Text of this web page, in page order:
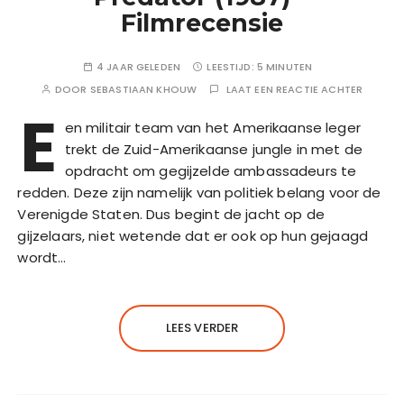
Filmrecensie
4 JAAR GELEDEN LEESTIJD: 5 MINUTEN
DOOR SEBASTIAAN KHOUW LAAT EEN REACTIE ACHTER
E en militair team van het Amerikaanse leger
trekt de Zuid-Amerikaanse jungle in met de
opdracht om gegijzelde ambassadeurs te
redden. Deze zijn namelijk van politiek belang voor de
Verenigde Staten. Dus begint de jacht op de
gijzelaars, niet wetende dat er ook op hun gejaagd
wordt…
LEES VERDER